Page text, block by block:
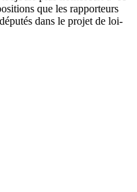
que les rapporteurs
dans le projet de loi-